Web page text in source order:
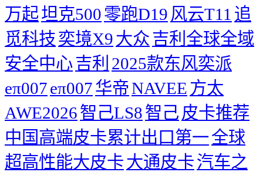
万起坦克500零跑D19 风云T11 追
觅科技奕境X9大众吉利全球全域
安全中心吉利 2025款东风奕派
eπ007eπ007华帝NAVEE 方太
AWE2026智己LS8智己 皮卡推荐
中国高端皮卡累计出口第一全球
超高性能大皮卡大通皮卡汽车之